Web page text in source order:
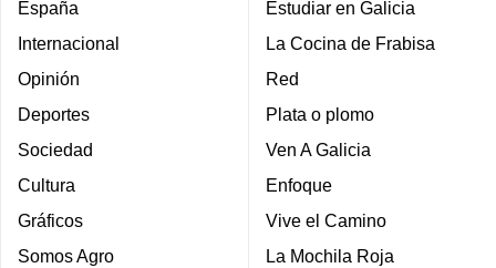
España
Internacional
Opinión
Deportes
Sociedad
Cultura
Gráficos
Somos Agro
Estudiar en Galicia
La Cocina de Frabisa
Red
Plata o plomo
Ven A Galicia
Enfoque
Vive el Camino
La Mochila Roja